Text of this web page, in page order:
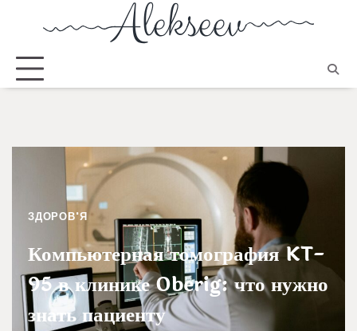
ЗДОРОВ'Я
Компьютерная томография KT-
95 в клинике Oberig: что нужно
знать пациенту